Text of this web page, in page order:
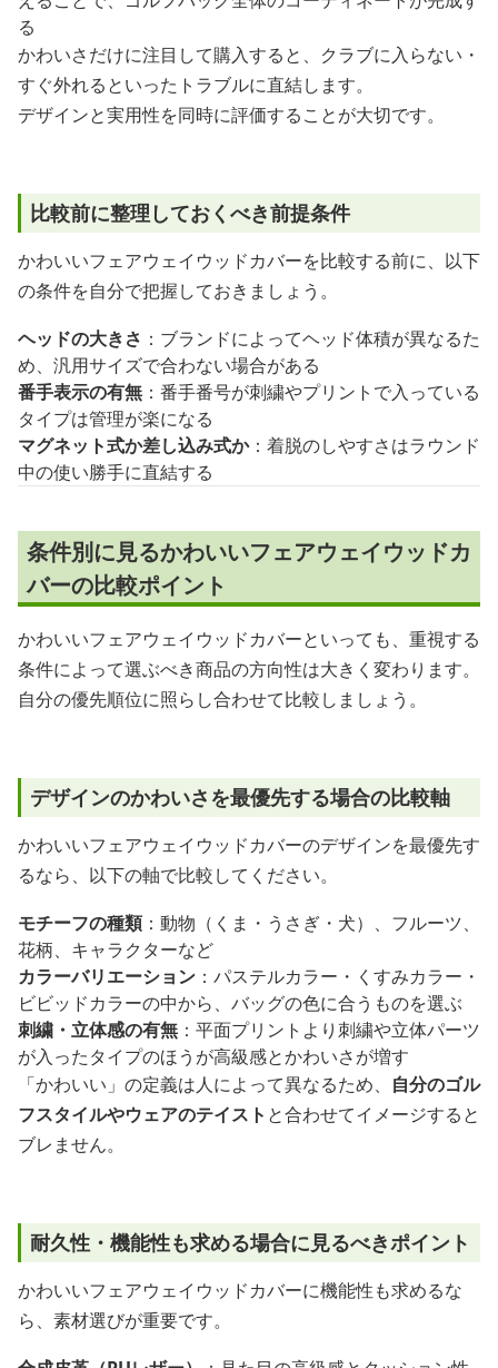
る
かわいさだけに注目して購入すると、クラブに入らない・
すぐ外れるといったトラブルに直結します。
デザインと実用性を同時に評価することが大切です。
比較前に整理しておくべき前提条件
かわいいフェアウェイウッドカバーを比較する前に、以下
の条件を自分で把握しておきましょう。
ヘッドの大きさ ：ブランドによってヘッド体積が異なるた
め、汎用サイズで合わない場合がある
番手表示の有無 ：番手番号が刺繍やプリントで入っている
タイプは管理が楽になる
マグネット式か差し込み式か：着脱のしやすさはラウンド
中の使い勝手に直結する
条件別に見るかわいいフェアウェイウッドカ
バーの比較ポイント
かわいいフェアウェイウッドカバーといっても、重視する
条件によって選ぶべき商品の方向性は大きく変わります。
自分の優先順位に照らし合わせて比較しましょう。
デザインのかわいさを最優先する場合の比較軸
かわいいフェアウェイウッドカバーのデザインを最優先す
るなら、以下の軸で比較してください。
モチーフの種類：動物（くま・うさぎ・犬）、フルーツ、
花柄、キャラクターなど
カラーバリエーション ：パステルカラー・くすみカラー・
ビビッドカラーの中から、バッグの色に合うものを選ぶ
刺繍・立体感の有無 ：平面プリントより刺繍や立体パーツ
が入ったタイプのほうが高級感とかわいさが増す
「かわいい」の定義は人によって異なるため、 自分のゴル
フスタイルやウェアのテイスト と合わせてイメージすると
ブレません。
耐久性・機能性も求める場合に見るべきポイント
かわいいフェアウェイウッドカバーに機能性も求めるな
ら、素材選びが重要です。